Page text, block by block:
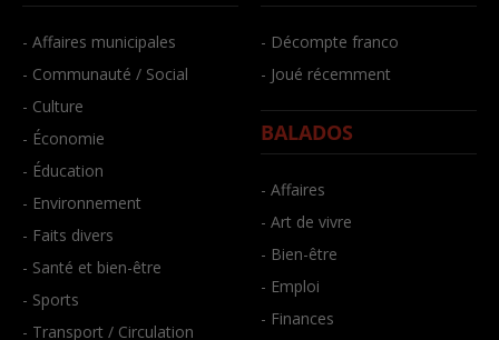
- Affaires municipales
- Communauté / Social
- Culture
- Économie
- Éducation
- Environnement
- Faits divers
- Santé et bien-être
- Sports
- Transport / Circulation
- Décompte franco
- Joué récemment
BALADOS
- Affaires
- Art de vivre
- Bien-être
- Emploi
- Finances